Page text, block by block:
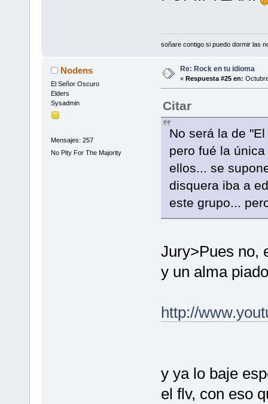
soñare contigo si puedo dormir las
Nodens
El Señor Oscuro
Elders
Sysadmin
Mensajes: 257
No Pity For The Majority
Re: Rock en tu idioma
« Respuesta #25 en:
Citar
No será la de
pero fué la
ellos... se
disquera iba a
este grupo...
Jury>Pues no,
y un alma
http://
y ya lo baje
el flv, con eso